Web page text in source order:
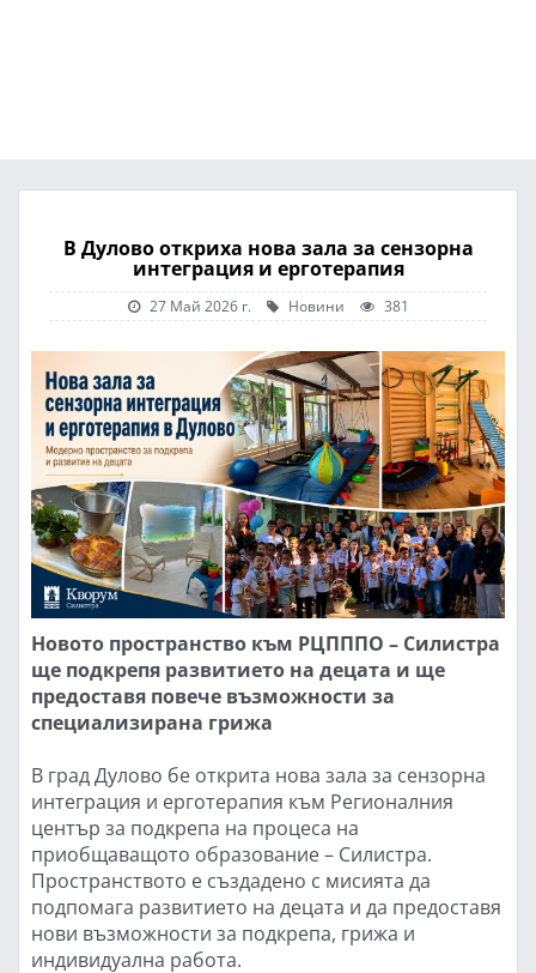
В Дулово откриха нова зала за сензорна
интеграция и ерготерапия
27 Май 2026 г. Новини 381
Новото пространство към РЦПППО – Силистра
ще подкрепя развитието на децата и ще
предоставя повече възможности за
специализирана грижа
В град Дулово бе открита нова зала за сензорна
интеграция и ерготерапия към Регионалния
център за подкрепа на процеса на
приобщаващото образование – Силистра.
Пространството е създадено с мисията да
подпомага развитието на децата и да предоставя
нови възможности за подкрепа, грижа и
индивидуална работа.